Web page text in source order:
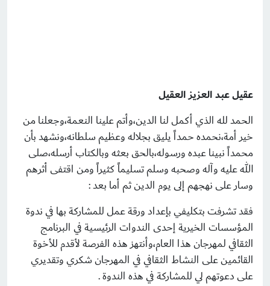
عقيل عبد العزيز العقيل
الحمد لله الذي أكمل لنا الدين،وأتم علينا النعمة،وجعلنا من
خير أمة،نحمده حمداً يليق بجلاله وعظيم سلطانه،ونشهد بأن
محمداً نبينا عبده ورسوله،بالحق بعثه وبالكتاب أرسله،صلى
الله عليه وآله وصحبه وسلم تسليماً كثيراً ومن اقتفى أثرهم
وسار على نهجهم إلى يوم الدين ثم أما بعد :
فقد تشرفت بتكليفي بإعداد ورقة عمل للمشاركة بها في ندوة
المؤسسات الخيرية إحدى الندوات الرئيسية في البرنامج
الثقافي لمهرجان هذا العام،وأنتهز هذه الفرصة لأقدم للأخوة
القائمين على النشاط الثقافي في المهرجان شكري وتقديري
على دعوتهم لي للمشاركة في هذه الندوة .